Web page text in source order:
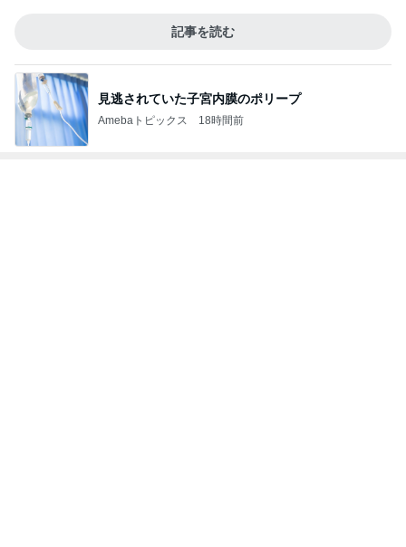
記事を読む
見逃されていた子宮内膜のポリープ
Amebaトピックス 18時間前